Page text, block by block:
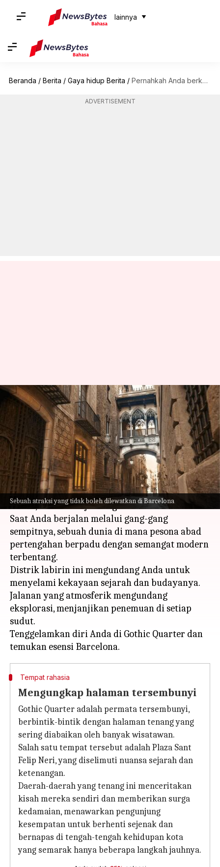
lainnya
Beranda / Berita / Gaya hidup Berita / Pernahkah Anda berkunjung ke labirin di Barcelona, ​​Spanyol ini?
ADVERTISEMENT
Sebuah atraksi yang tidak boleh dilewatkan di Barcelona
Pernahkah Anda berkunjung ke
labirin di Barcelona, ​​Spanyol
ini?
menulis Bob Apr 09, 2024 11:47 am
Apa ceritanya
Gothic Quarter Barcelona adalah sebuah harta
karun, terletak di jantung kota.
Saat Anda berjalan melalui gang-gang
sempitnya, sebuah dunia di mana pesona abad
pertengahan berpadu dengan semangat modern
terbentang.
Distrik labirin ini mengundang Anda untuk
menyelami kekayaan sejarah dan budayanya.
Jalanan yang atmosferik mengundang
eksplorasi, menjanjikan penemuan di setiap
sudut.
Tenggelamkan diri Anda di Gothic Quarter dan
Tempat rahasia
Mengungkap halaman tersembunyi
Gothic Quarter adalah permata tersembunyi,
berbintik-bintik dengan halaman tenang yang
sering diabaikan oleh banyak wisatawan.
Salah satu tempat tersebut adalah Plaza Sant
Felip Neri, yang diselimuti nuansa sejarah dan
ketenangan.
Daerah-daerah yang tenang ini menceritakan
kisah mereka sendiri dan memberikan surga
kedamaian, menawarkan pengunjung
kesempatan untuk berhenti sejenak dan
bernapas di tengah-tengah kehidupan kota
yang semarak hanya beberapa langkah jauhnya.